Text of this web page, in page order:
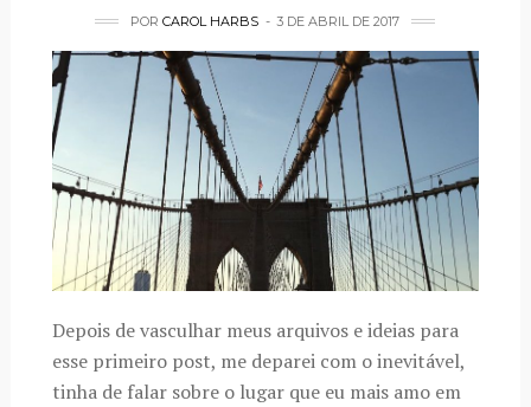
PORCAROL HARBS 3 DE ABRIL DE 2017
Depois de vasculhar meus arquivos e ideias para
esse primeiro post, me deparei com o inevitável,
tinha de falar sobre o lugar que eu mais amo em